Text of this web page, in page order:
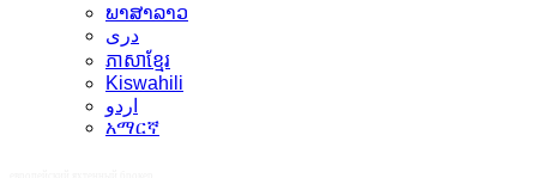
ພາສາລາວ
دری
ភាសាខ្មែរ
Kiswahili
اردو
አማርኛ